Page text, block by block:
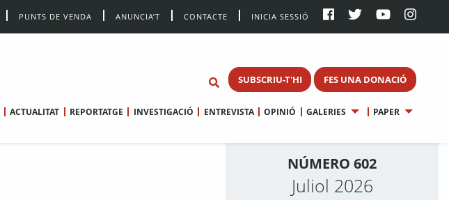
PUNTS DE VENDA ANUNCIA’T CONTACTE INICIA SESSIÓ
SUBSCRIU-T'HI FES UNA DONACIÓ
ACTUALITAT REPORTATGE INVESTIGACIÓ ENTREVISTA OPINIÓ GALERIES PAPER
NÚMERO 602
Juliol 2026